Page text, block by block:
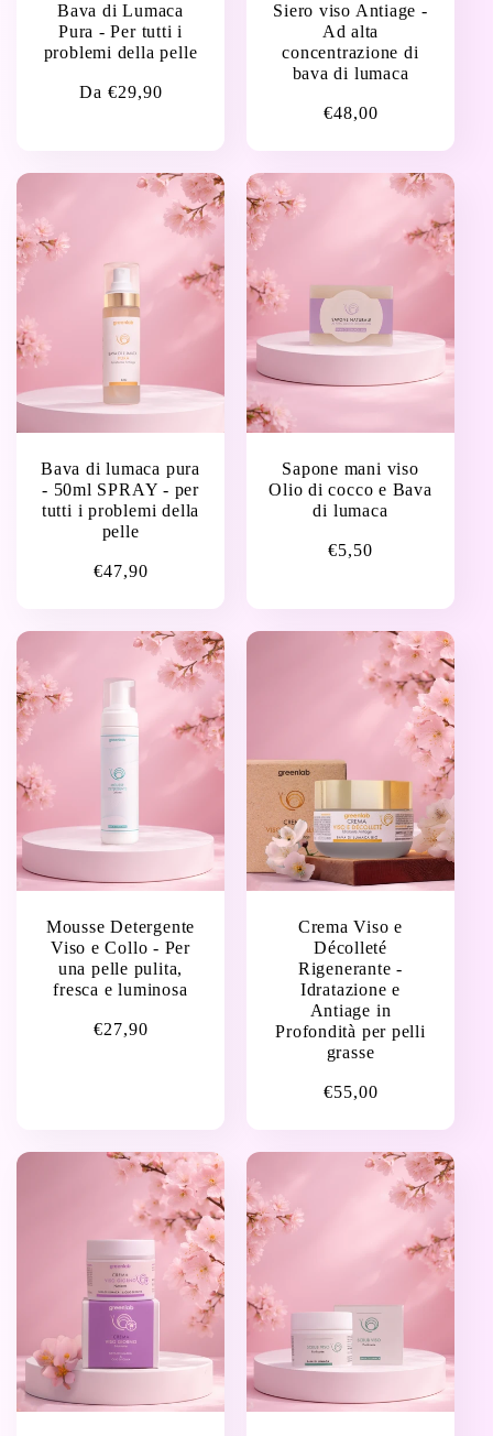
Bava di Lumaca
Pura - Per tutti i
problemi della pelle
Prezzo
Da €29,90
Siero viso Antiage -
Ad alta
concentrazione di
bava di lumaca
Prezzo
€48,00
Bava di lumaca pura
- 50ml SPRAY - per
tutti i problemi della
pelle
Prezzo
€47,90
Sapone mani viso
Olio di cocco e Bava
di lumaca
Prezzo
€5,50
Mousse Detergente
Viso e Collo - Per
una pelle pulita,
fresca e luminosa
Prezzo
€27,90
Crema Viso e
Décolleté
Rigenerante -
Idratazione e
Antiage in
Profondità per pelli
grasse
Prezzo
€55,00